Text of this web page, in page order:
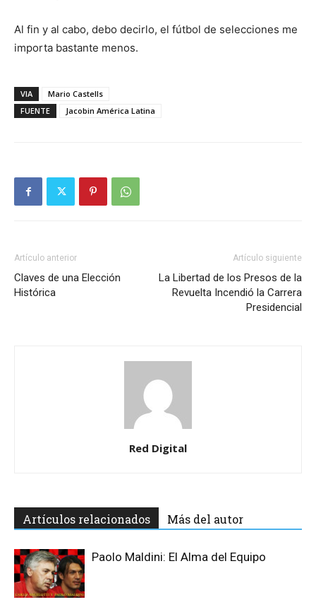
Al fin y al cabo, debo decirlo, el fútbol de selecciones me
importa bastante menos.
VIA
Mario Castells
FUENTE
Jacobin América Latina
Artículo anterior
Claves de una Elección
Histórica
Artículo siguiente
La Libertad de los Presos de la
Revuelta Incendió la Carrera
Presidencial
Red Digital
Artículos relacionados Más del autor
Paolo Maldini: El Alma del Equipo